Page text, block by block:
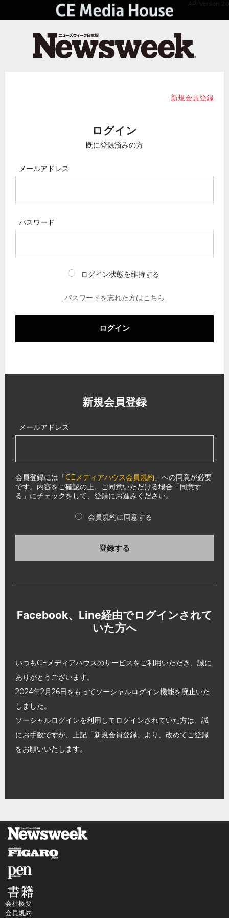
API Version 2.0
新規会員登録
ログイン
既に登録済みの方
メールアドレス
パスワード
ログイン状態を維持する
パスワードを忘れた方はこちら
ログイン
新規会員登録
メールアドレス
会員登録には「CEメディアハウス会員規約 」への同意が必要
です。内容をご確認の上、ご同意いただける場合「同意す
る」にチェックをして、登録にお進みください。
会員規約に同意する
登録する
Facebook、Line経由でログインされて
いた方へ
いつもCEメディアハウスのサービスをご利用いただき、誠に
ありがとうございます。
2024年2月26日をもってソーシャルログイン機能を廃止いた
しました。
ソーシャルログインを利用してログインされていた方は、誠
にお手数ですが、上記「新規会員登録」より、改めてご登録
をお願いいたします。
会社概要
会員規約